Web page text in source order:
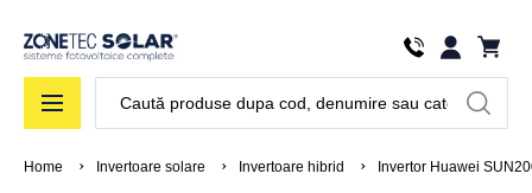
Home Invertoare solare Invertoare hibrid Invertor Huawei